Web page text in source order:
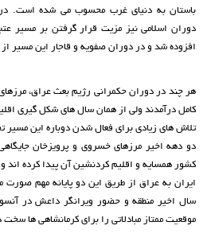
باستان به دنیای غرب محسوب می شده است. در
دوران اسلامی نیز مزیت قرار گرفتن بر مسیر
افزوده شد و در دوران صفویه و قاجار این مسیر از
هر چند در دوران حکمرانی رژیم بعث عراق، مرزهای
کامل درآمدند ولی از همان سال های شکل گیری
تلاش های زیادی برای فعال شدن دوباره این مسیر
دو دهه اخیر مرزهای خسروی و پرویزخان
ایران به عراق از طریق این دو پایانه مهم
سال اخیر منطقه و حضور ویرانگر داعش در
موقعیت ممتاز مبادلاتی را برای کرمانشاهی ها